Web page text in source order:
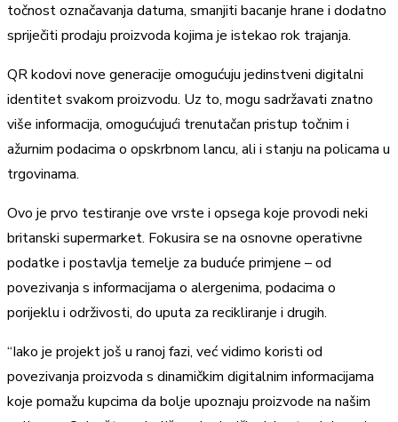
točnost označavanja datuma, smanjiti bacanje hrane i dodatno
spriječiti prodaju proizvoda kojima je istekao rok trajanja.
QR kodovi nove generacije omogućuju jedinstveni digitalni
identitet svakom proizvodu. Uz to, mogu sadržavati znatno
više informacija, omogućujući trenutačan pristup točnim i
ažurnim podacima o opskrbnom lancu, ali i stanju na policama u
trgovinama.
Ovo je prvo testiranje ove vrste i opsega koje provodi neki
britanski supermarket. Fokusira se na osnovne operativne
podatke i postavlja temelje za buduće primjene – od
povezivanja s informacijama o alergenima, podacima o
porijeklu i održivosti, do uputa za recikliranje i drugih.
“Iako je projekt još u ranoj fazi, već vidimo koristi od
povezivanja proizvoda s dinamičkim digitalnim informacijama
koje pomažu kupcima da bolje upoznaju proizvode na našim